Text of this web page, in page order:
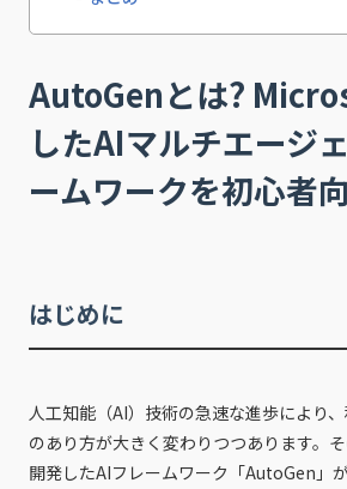
AutoGenとは?
したAIマルチエージ
ームワークを初心者
はじめに
人工知能（AI）技術の急速な進歩により
のあり方が大きく変わりつつあります。
開発したAIフレームワーク「AutoGen」